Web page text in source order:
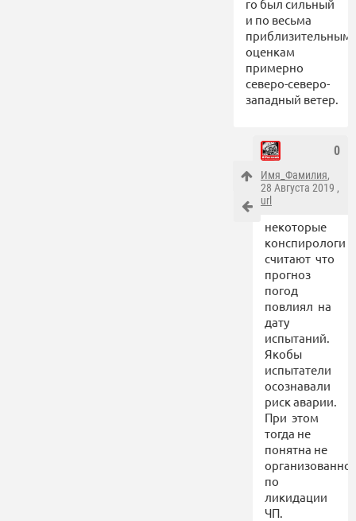
го был сильный
и по весьма
приблизительным
оценкам
примерно
северо-северо-
западный ветер.
0
Имя_Фамилия,
28 Августа 2019 ,
url
некоторые
конспирологи
считают что
прогноз
погод
повлиял на
дату
испытаний.
Якобы
испытатели
осознавали
риск аварии.
При этом
тогда не
понятна не
по
ликидации
ЧП.